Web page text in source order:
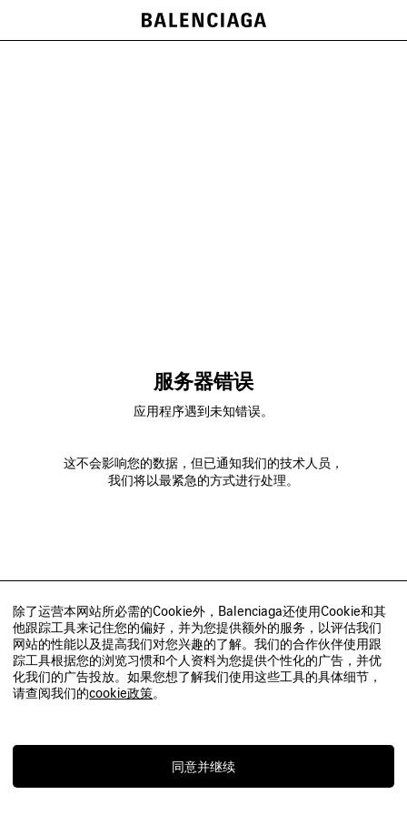
除了运营本网站所必需的Cookie外，Balenciaga还使用Cookie和其
他跟踪工具来记住您的偏好，并为您提供额外的服务，以评估我们
网站的性能以及提高我们对您兴趣的了解。我们的合作伙伴使用跟
踪工具根据您的浏览习惯和个人资料为您提供个性化的广告，并优
化我们的广告投放。如果您想了解我们使用这些工具的具体细节，
请查阅我们的cookie政策。
同意并继续
服务器错误
应用程序遇到未知错误。
这不会影响您的数据，但已通知我们的技术人员，
我们将以最紧急的方式进行处理。